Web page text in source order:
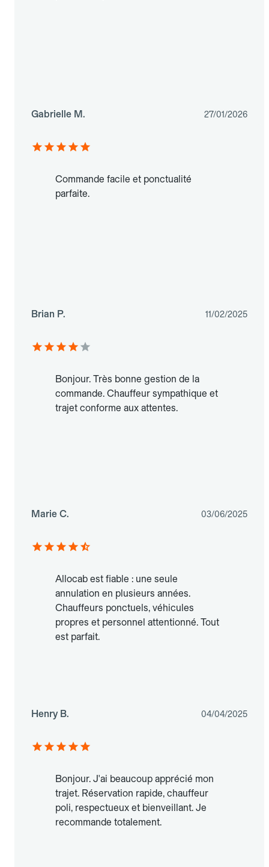
Gabrielle M. 27/01/2026
Commande facile et ponctualité
parfaite.
Brian P. 11/02/2025
Bonjour. Très bonne gestion de la
commande. Chauffeur sympathique et
trajet conforme aux attentes.
Marie C. 03/06/2025
Allocab est fiable : une seule
annulation en plusieurs années.
Chauffeurs ponctuels, véhicules
propres et personnel attentionné. Tout
est parfait.
Henry B. 04/04/2025
Bonjour. J'ai beaucoup apprécié mon
trajet. Réservation rapide, chauffeur
poli, respectueux et bienveillant. Je
recommande totalement.